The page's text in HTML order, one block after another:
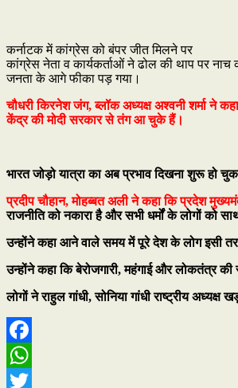
कर्नाटक में कांग्रेस को बंपर जीत मिलने पर
कांग्रेस नेता व कार्यकर्ताओं ने ढोल की थाप पर
जनता के आगे फीका पड़ गया।
चौधरी किरनेश जंग, ब्लॉक अध्यक्ष अश्वनी शर्मा ने
केंद्र की मोदी सरकार से तंग आ चुके हैं।
भारत जोड़ो यात्रा का अब प्रभाव दिखना शुरू हो
प्रदीप चौहान, मोहब्बत अली ने कहा कि प्रदेश
राजनीति को नकारा है और सभी धर्मों के लोगों को
उन्होंने कहा आने वाले समय में पूरे देश के लोग इसी
उन्होंने कहा कि बेरोजगारी, महंगाई और लोकतंत्र
लोगों ने राहुल गांधी, सोनिया गांधी राष्ट्रीय
Facebook
WhatsApp